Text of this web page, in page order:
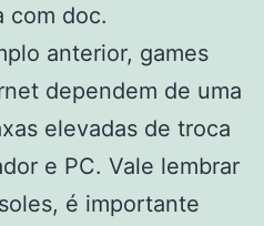
com doc.
anterior, games
dependem de uma
elevadas de troca
e PC. Vale lembrar
é importante